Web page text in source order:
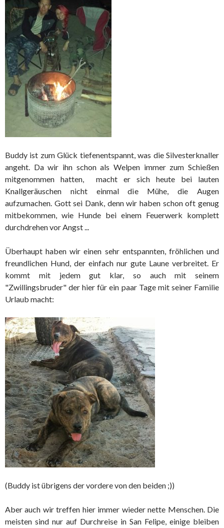
Buddy ist zum Glück tiefenentspannt, was die Silvesterknaller
angeht. Da wir ihn schon als Welpen immer zum Schießen
mitgenommen hatten, macht er sich heute bei lauten
Knallgeräuschen nicht einmal die Mühe, die Augen
aufzumachen. Gott sei Dank, denn wir haben schon oft genug
mitbekommen, wie Hunde bei einem Feuerwerk komplett
durchdrehen vor Angst ...
Überhaupt haben wir einen sehr entspannten, fröhlichen und
freundlichen Hund, der einfach nur gute Laune verbreitet. Er
kommt mit jedem gut klar, so auch mit seinem
"Zwillingsbruder" der hier für ein paar Tage mit seiner Familie
Urlaub macht:
(Buddy ist übrigens der vordere von den beiden ;))
Aber auch wir treffen hier immer wieder nette Menschen. Die
meisten sind nur auf Durchreise in San Felipe, einige bleiben